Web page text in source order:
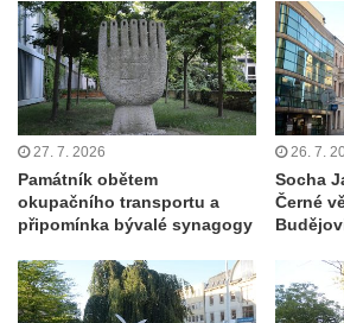
koncentračního tábora v Tovární ulici v
Rychnově u Jablonce nad Nisou
Kenotaf Alfreda Langa na hřbitově v
u Pěnčína
Kenotaf Emila Posselta na hřbitově v
Krásné u Pěnčína
Kenotaf Edmunda Andera na hřbitově v
Hřbitovní kaple rodiny Fiedler na
27. 7. 2026
Památník obětem
okupačního transportu a
připomínka bývalé synagogy
26. 7.
Socha
Černé